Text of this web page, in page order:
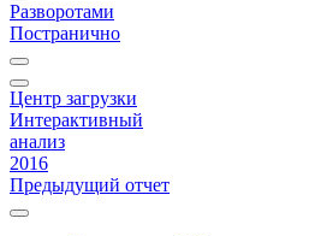
Разворотами
Постранично
Центр загрузки
Интерактивный
анализ
2016
Предыдущий отчет